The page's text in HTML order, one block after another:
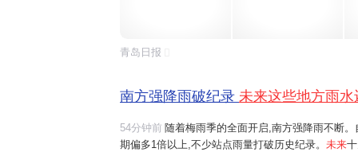
青岛日报
南方强降雨破纪录 未来这些地方雨水
54分钟前 随着梅雨季的全面开启,南方强降雨不断
期偏多1倍以上,不少站点雨量打破历史纪录。 未来